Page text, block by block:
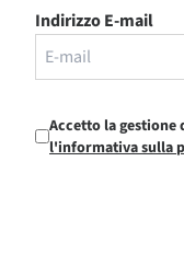
Indirizzo E-mail
Accetto la
l'informativa sulla